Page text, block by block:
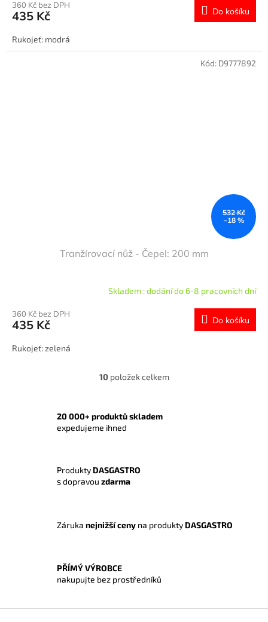
360 Kč bez DPH
435 Kč Do košíku
Rukojeť: modrá
532 Kč
–18 %
Tranžírovací nůž - Čepel: 200 mm
Skladem : dodání do 6-8 pracovních dní
360 Kč bez DPH
435 Kč Do košíku
Rukojeť: zelená
Kód: D9777892
O
á
p
v
s
u
10 položek celkem
20 000+ produktů skladem
expedujeme ihned
Produkty DASGASTRO
s dopravou zdarma
Záruka nejnižší ceny na produkty DASGASTRO
PŘÍMÝ VÝROBCE
nakupujte bez prostředníků
Z